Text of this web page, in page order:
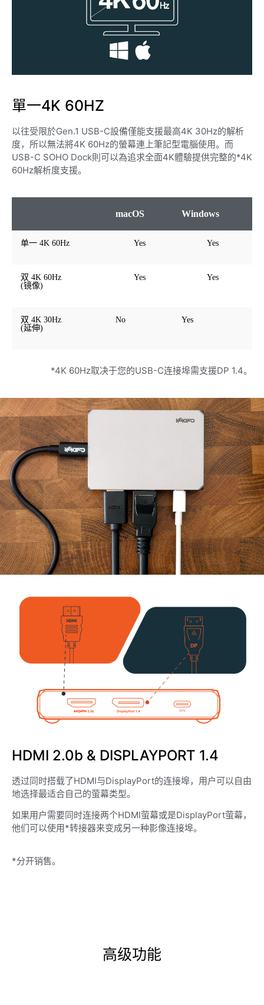
單一4K 60HZ
以往受限於Gen.1 USB-C設備僅能支援最高4K 30Hz的解析
度，所以無法將4K 60Hz的螢幕連上筆記型電腦使用。而
USB-C SOHO Dock則可以為追求全面4K體驗提供完整的*4K
60Hz解析度支援。
macOS Windows
单一 4K 60Hz Yes Yes
双 4K 60Hz
(镜像)
Yes Yes
双 4K 30Hz
(延伸)
No Yes
*4K 60Hz取决于您的USB-C连接埠需支援DP 1.4。
HDMI 2.0b & DISPLAYPORT 1.4
透过同时搭载了HDMI与DisplayPort的连接埠，用户可以自由
地选择最适合自己的萤幕类型。
如果用户需要同时连接两个HDMI萤幕或是DisplayPort萤幕，
他们可以使用*转接器来变成另一种影像连接埠。
*分开销售。
高级功能